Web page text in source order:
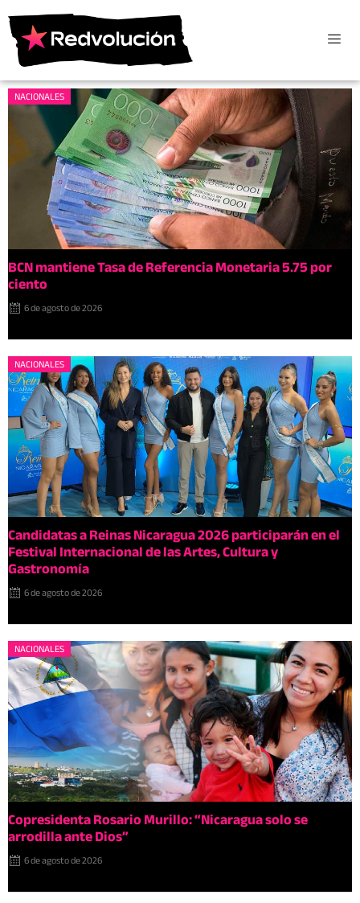
NACIONALES
BCN mantiene Tasa de Referencia Monetaria 5.75 por
ciento
6 de agosto de 2026
NACIONALES
Candidatas a Reinas Nicaragua 2026 participarán en el
Festival Internacional de las Artes, Cultura y
Gastronomía
6 de agosto de 2026
NACIONALES
Copresidenta Rosario Murillo: “Nicaragua solo se
arrodilla ante Dios”
6 de agosto de 2026